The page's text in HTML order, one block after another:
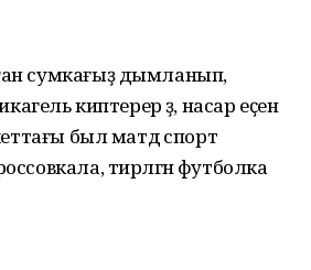
сумкағыҙ дымланып,
киптерер ҙә, насар еҫен
был матдә спорт
тирләгән футболка